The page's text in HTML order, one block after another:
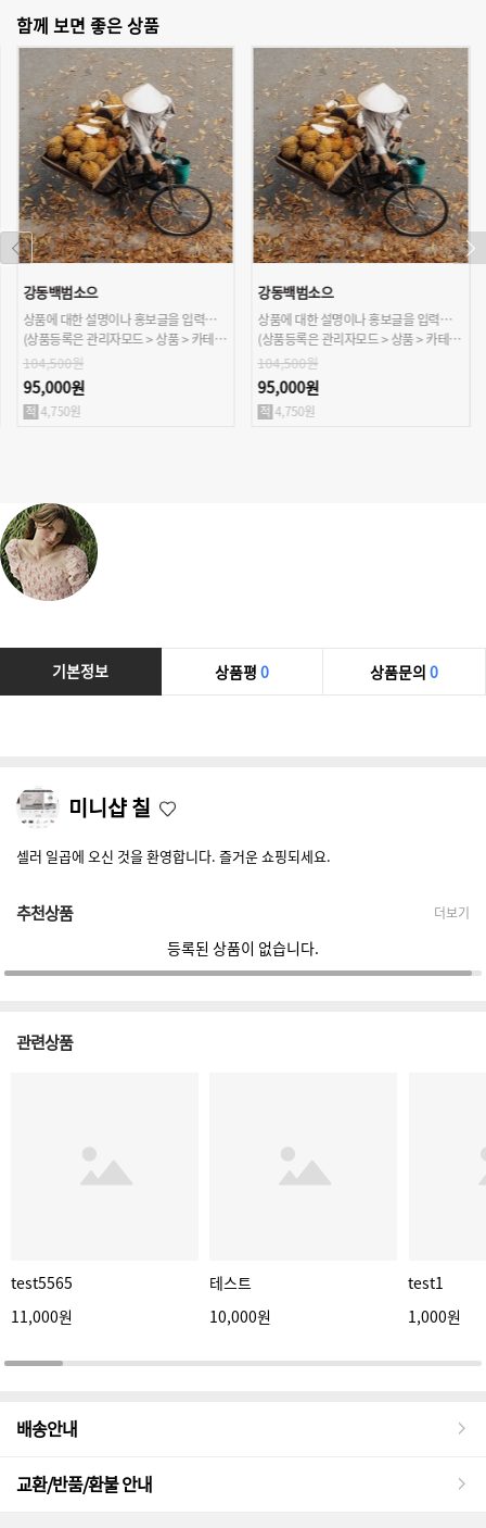
함께 보면 좋은 상품
강동백범소으
상품에 대한 설명이나 홍보글을 입력해주세요.
(상품등록은 관리자모드 > 상품 > 카테고리/상품관리 > 상품등록 가능)
104,500원
95,000원
4,750원
강동백범소으
상품에 대한 설명이나 홍보글을 입력해주세요.
(상품등록은 관리자모드 > 상품 > 카테고리/상품관리 > 상품등록 가능)
104,500원
95,000원
4,750원
기본정보 상품평 0 상품문의 0
미니샵 칠
셀러 일곱에 오신 것을 환영합니다. 즐거운 쇼핑되세요.
추천상품 더보기
등록된 상품이 없습니다.
관련상품
test5565
11,000원
테스트
10,000원
test1
1,000원
배송안내
교환/반품/환불 안내